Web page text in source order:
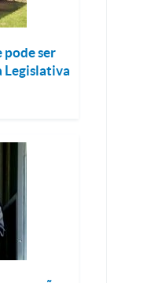
ser
Legislativa